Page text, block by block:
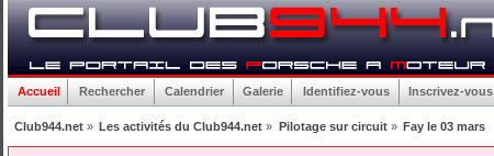
Accueil Rechercher Calendrier Galerie Identifiez-vous Inscrivez-vous
Club944.net» Les activités du Club944.net » Pilotage sur circuit» Fay le 03 mars